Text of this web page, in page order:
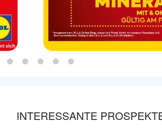
INTERESSANTE